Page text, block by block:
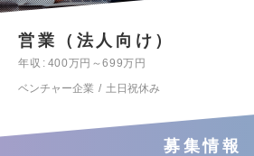
営業（法人向け）
年収
400万円～699万円
ベンチャー企業
土日祝休み
募集情報